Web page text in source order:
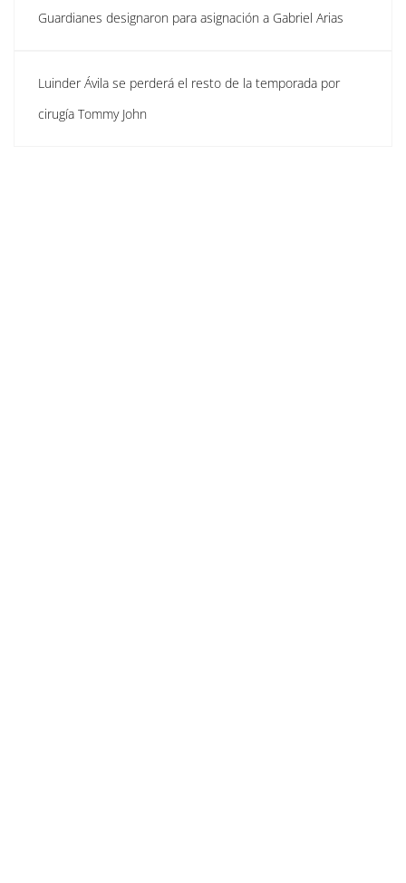
Guardianes designaron para asignación a Gabriel Arias
Luinder Ávila se perderá el resto de la temporada por
cirugía Tommy John